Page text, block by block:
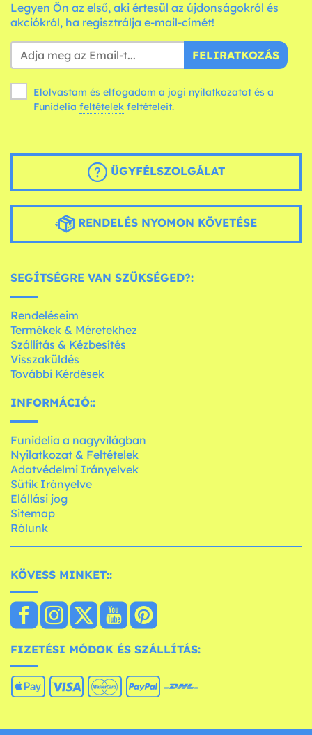
Legyen Ön az első, aki értesül az újdonságokról és
akciókról, ha regisztrálja e-mail-címét!
FELIRATKOZÁS
Elolvastam és elfogadom a jogi nyilatkozatot és a
Funidelia feltételek feltételeit.
ÜGYFÉLSZOLGÁLAT
RENDELÉS NYOMON KÖVETÉSE
SEGÍTSÉGRE VAN SZÜKSÉGED?:
Rendeléseim
Termékek & Méretekhez
Szállítás & Kézbesítés
Visszaküldés
További Kérdések
INFORMÁCIÓ::
Funidelia a nagyvilágban
Nyilatkozat & Feltételek
Adatvédelmi Irányelvek
Sütik Irányelve
Elállási jog
Sitemap
Rólunk
KÖVESS MINKET::
FIZETÉSI MÓDOK ÉS SZÁLLÍTÁS: